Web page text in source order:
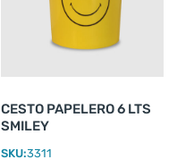
CESTO PAPELERO 6 LTS
SMILEY
SKU:3311